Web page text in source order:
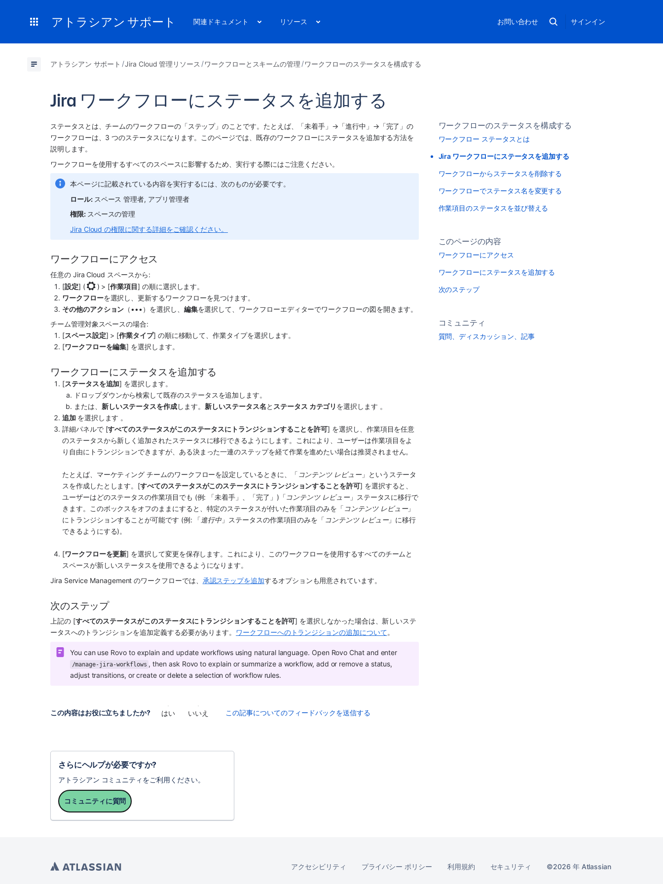
アトラシアン サポート 関連ドキュメント リソース お問い合わせ サインイン
アトラシアン サポート Jira Cloud 管理リソース ワークフローとスキームの管理 ワークフローのステータスを構成する
Jira ワークフローにステータスを追加する
ステータスとは、チームのワークフローの「ステップ」のことです。たとえば、「未着手」→「進行中」→「完了」の
ワークフローは、3 つのステータスになります。このページでは、既存のワークフローにステータスを追加する方法を
説明します。
ワークフローを使用するすべてのスペースに影響するため、実行する際にはご注意ください。
本ページに記載されている内容を実行するには、次のものが必要です。
ロール: スペース 管理者, アプリ管理者
権限: スペースの管理
Jira Cloud の権限に関する詳細をご確認ください。
ワークフローにアクセス
任意の Jira Cloud スペースから:
[設定] ( ) > [作業項目] の順に選択します。
ワークフローを選択し、更新するワークフローを見つけます。
その他のアクション （•••）を選択し、 編集を選択して、ワークフローエディターでワークフローの図を開きます。
チーム管理対象スペースの場合:
[スペース設定] > [作業タイプ] の順に移動して、作業タイプを選択します。
[ワークフローを編集] を選択します。
ワークフローにステータスを追加する
[ステータスを追加] を選択します。
ドロップダウンから検索して既存のステータスを追加します。
または、 新しいステータスを作成します。 新しいステータス名と ステータス カテゴリ を選択します 。
追加 を選択します 。
詳細パネルで [すべてのステータスがこのステータスにトランジションすることを許可] を選択し、作業項目を任意
のステータスから新しく追加されたステータスに移行できるようにします。これにより、ユーザーは作業項目をよ
り自由にトランジションできますが、ある決まった一連のステップを経て作業を進めたい場合は推奨されません。
たとえば、マーケティング チームのワークフローを設定しているときに、「 コンテンツ レビュー」というステータ
スを作成したとします。[すべてのステータスがこのステータスにトランジションすることを許可] を選択すると、
ユーザーはどのステータスの作業項目でも (例: 「未着手」、「完了」)「コンテンツ レビュー」ステータスに移行で
きます。このボックスをオフのままにすると、特定のステータスが付いた作業項目のみを「 コンテンツ レビュー」
にトランジションすることが可能です (例: 「進行中」ステータスの作業項目のみを「 コンテンツ レビュー」に移行
できるようにする)。
[ワークフローを更新] を選択して変更を保存します。これにより、このワークフローを使用するすべてのチームと
スペースが新しいステータスを使用できるようになります。
Jira Service Management のワークフローでは、 承認ステップを追加するオプションも用意されています。
次のステップ
上記の [すべてのステータスがこのステータスにトランジションすることを許可] を選択しなかった場合は、新しいステ
ータスへのトランジションを追加定義する必要があります。 ワークフローへのトランジションの追加について。
/manage-jira-workflows , then ask Rovo to explain or summarize a workflow, add or remove a status,
adjust transitions, or create or delete a selection of workflow rules.
この内容はお役に立ちましたか? はい いいえ この記事についてのフィードバックを送信する
さらにヘルプが必要ですか?
アトラシアン コミュニティをご利用ください。
コミュニティに質問
ワークフローのステータスを構成する
ワークフロー ステータスとは
Jira ワークフローにステータスを追加する
ワークフローからステータスを削除する
ワークフローでステータス名を変更する
作業項目のステータスを並び替える
このページの内容
ワークフローにアクセス
ワークフローにステータスを追加する
次のステップ
コミュニティ
質問、ディスカッション、記事
アクセシビリティ プライバシー ポリシー 利用規約 セキュリティ 2026 年Atlassian